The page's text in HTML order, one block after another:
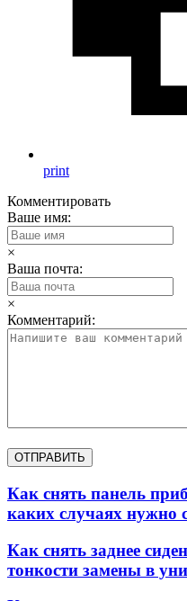
print
Комментировать
Ваше имя:
×
Ваша почта:
×
Комментарий:
Как снять панель
каких случаях нужно
Как снять заднее
тонкости замены в